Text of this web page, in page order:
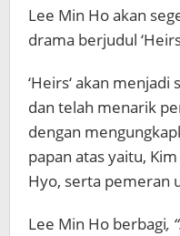
Lee Min Ho akan
drama berjudul
‘Heirs‘ akan
dan telah menarik
dengan
papan atas yaitu,
Hyo, serta pemeran
Lee Min Ho berbagi,